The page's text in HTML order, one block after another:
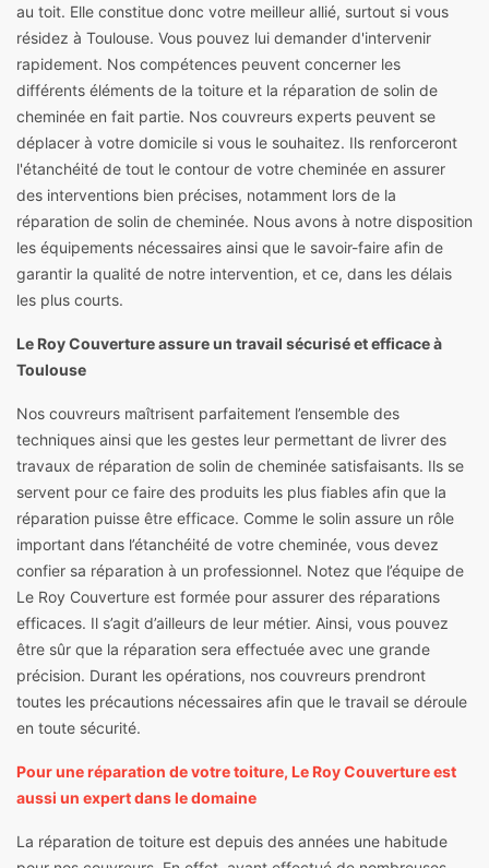
au toit. Elle constitue donc votre meilleur allié, surtout si vous
résidez à Toulouse. Vous pouvez lui demander d'intervenir
rapidement. Nos compétences peuvent concerner les
différents éléments de la toiture et la réparation de solin de
cheminée en fait partie. Nos couvreurs experts peuvent se
déplacer à votre domicile si vous le souhaitez. Ils renforceront
l'étanchéité de tout le contour de votre cheminée en assurer
des interventions bien précises, notamment lors de la
réparation de solin de cheminée. Nous avons à notre disposition
les équipements nécessaires ainsi que le savoir-faire afin de
garantir la qualité de notre intervention, et ce, dans les délais
les plus courts.
Le Roy Couverture assure un travail sécurisé et efficace à
Toulouse
Nos couvreurs maîtrisent parfaitement l’ensemble des
techniques ainsi que les gestes leur permettant de livrer des
travaux de réparation de solin de cheminée satisfaisants. Ils se
servent pour ce faire des produits les plus fiables afin que la
réparation puisse être efficace. Comme le solin assure un rôle
important dans l’étanchéité de votre cheminée, vous devez
confier sa réparation à un professionnel. Notez que l’équipe de
Le Roy Couverture est formée pour assurer des réparations
efficaces. Il s’agit d’ailleurs de leur métier. Ainsi, vous pouvez
être sûr que la réparation sera effectuée avec une grande
précision. Durant les opérations, nos couvreurs prendront
toutes les précautions nécessaires afin que le travail se déroule
en toute sécurité.
Pour une réparation de votre toiture, Le Roy Couverture est
aussi un expert dans le domaine
La réparation de toiture est depuis des années une habitude